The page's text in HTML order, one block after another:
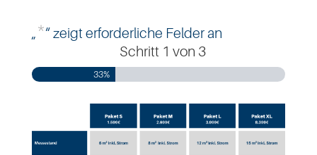
„*“ zeigt erforderliche Felder an
Schritt 1 von 3
33%